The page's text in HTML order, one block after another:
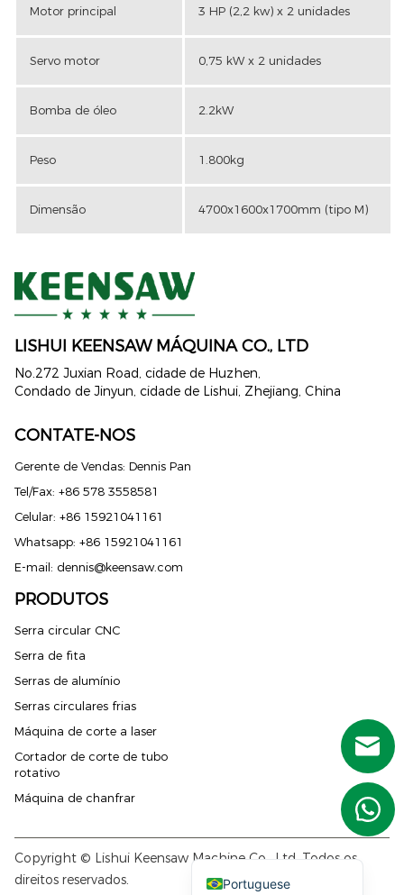
Motor principal 3 HP (2,2 kw) x 2 unidades
Servo motor 0,75 kW x 2 unidades
Bomba de óleo 2.2kW
Peso 1.800kg
Dimensão 4700x1600x1700mm (tipo M)
Portuguese
English
LISHUI ​​KEENSAW MÁQUINA CO., LTD
No.272 Juxian Road, cidade de Huzhen,
Condado de Jinyun, cidade de Lishui, Zhejiang, China
CONTATE-NOS
Gerente de Vendas: Dennis Pan
Tel/Fax: +86 578 3558581
Celular: +86 15921041161
Whatsapp: +86 15921041161
E-mail: dennis@keensaw.com
PRODUTOS
Serra circular CNC
Serra de fita
Serras de alumínio
Serras circulares frias
Máquina de corte a laser
Cortador de corte de tubo
rotativo
Máquina de chanfrar
Copyright © Lishui Keensaw Machine Co., Ltd. Todos os
direitos reservados.